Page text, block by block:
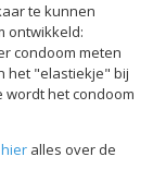
te kunnen
ontwikkeld:
condoom meten
het "elastiekje" bij
wordt het condoom
hier alles over de